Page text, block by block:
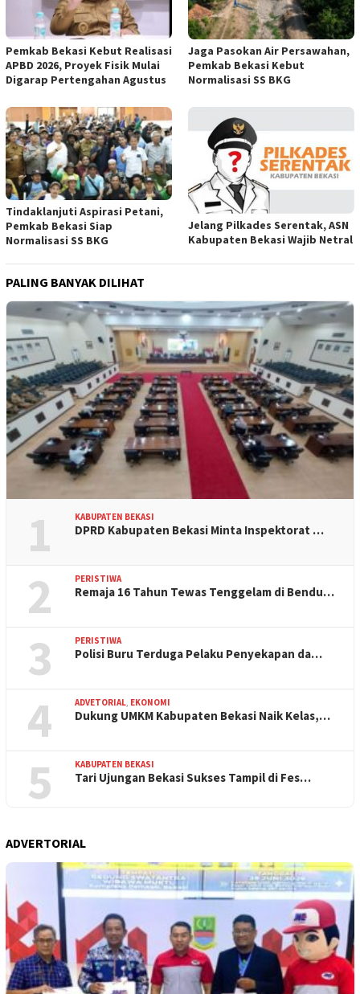
Pemkab Bekasi Kebut Realisasi
APBD 2026, Proyek Fisik Mulai
Digarap Pertengahan Agustus
Jaga Pasokan Air Persawahan,
Pemkab Bekasi Kebut
Normalisasi SS BKG
Tindaklanjuti Aspirasi Petani,
Pemkab Bekasi Siap
Normalisasi SS BKG
Jelang Pilkades Serentak, ASN
Kabupaten Bekasi Wajib Netral
PALING BANYAK DILIHAT
1 KABUPATEN BEKASI
DPRD Kabupaten Bekasi Minta Inspektorat …
2 PERISTIWA
Remaja 16 Tahun Tewas Tenggelam di Bendu…
3 PERISTIWA
Polisi Buru Terduga Pelaku Penyekapan da…
4 ADVETORIAL, EKONOMI
Dukung UMKM Kabupaten Bekasi Naik Kelas,…
5 KABUPATEN BEKASI
Tari Ujungan Bekasi Sukses Tampil di Fes…
ADVERTORIAL